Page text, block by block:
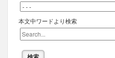
本文中ワードより検索